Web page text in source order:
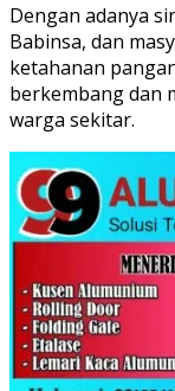
Dengan adanya
Babinsa, dan
ketahanan
berkembang dan
warga sekitar.